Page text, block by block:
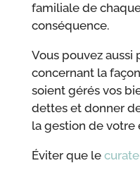
familiale de
conséquence.
Vous pouvez aussi
concernant la
soient gérés vos
dettes et donner
la gestion de votre
Éviter que le